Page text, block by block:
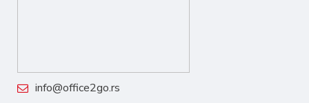
info@office2go.rs